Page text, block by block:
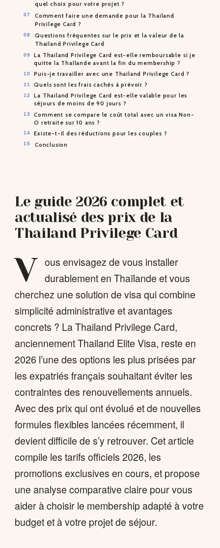
quel choix pour votre projet ?
Comment faire une demande pour la Thailand
Privilege Card ?
Questions fréquentes sur le prix et la valeur de la
Thailand Privilege Card
La Thailand Privilege Card est-elle remboursable si je
quitte la Thaïlande avant la fin du membership ?
Puis-je travailler avec une Thailand Privilege Card ?
Quels sont les frais cachés à prévoir ?
La Thailand Privilege Card est-elle valable pour les
séjours de moins de 90 jours ?
Comment se compare le coût total avec un visa Non-
O retraite sur 10 ans ?
Existe-t-il des réductions pour les couples ?
Conclusion
Le guide 2026 complet et
actualisé des prix de la
Thailand Privilege Card
V ous envisagez de vous installer
durablement en Thaïlande et vous
cherchez une solution de visa qui combine
simplicité administrative et avantages
concrets ? La Thailand Privilege Card,
anciennement Thailand Elite Visa, reste en
2026 l’une des options les plus prisées par
les expatriés français souhaitant éviter les
contraintes des renouvellements annuels.
Avec des prix qui ont évolué et de nouvelles
formules flexibles lancées récemment, il
devient difficile de s’y retrouver. Cet article
compile les tarifs officiels 2026, les
promotions exclusives en cours, et propose
une analyse comparative claire pour vous
aider à choisir le membership adapté à votre
budget et à votre projet de séjour.